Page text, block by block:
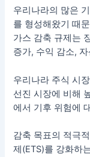
우리나라의 많은
를 형성해왔기 때
가스 감축 규제는
증가, 수익 감소,
우리나라 주식 시
선진 시장에 비해
에서 기후 위험에
감축 목표의 적극
제(ETS)를 강화하